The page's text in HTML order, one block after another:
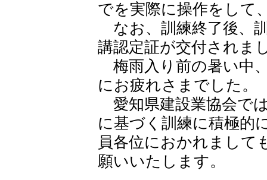
でを実際に操作をして
なお、訓練終了後、
講認定証が交付されま
梅雨入り前の暑い中
にお疲れさまでした。
愛知県建設業協会で
に基づく訓練に積極的
員各位におかれまして
願いいたします。